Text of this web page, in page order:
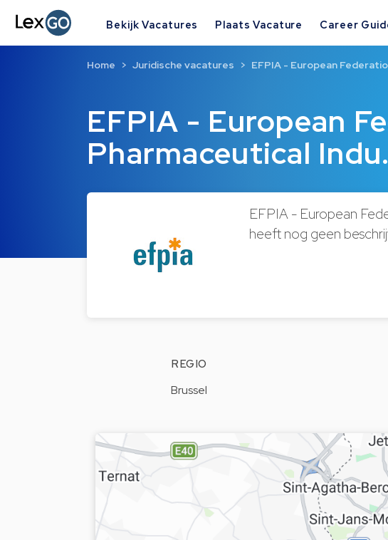
Bekijk Vacatures Plaats Vacature Career
EFPIA - European
Pharmaceutical
Home Juridische vacatures EFPIA - European
EFPIA - European
heeft nog geen
REGIO
Brussel